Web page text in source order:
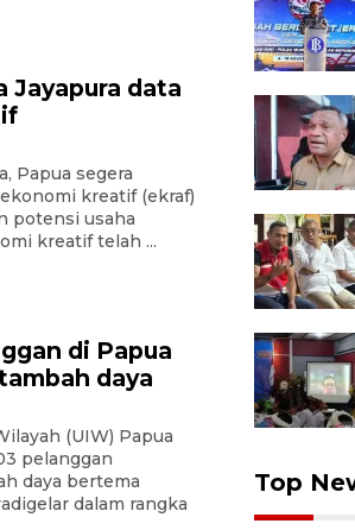
Jayapura data
Papua segera
kreatif (ekraf)
potensi usaha
kreatif telah ...
di Papua
daya
(UIW) Papua
pelanggan
daya bertema
dalam rangka
Top